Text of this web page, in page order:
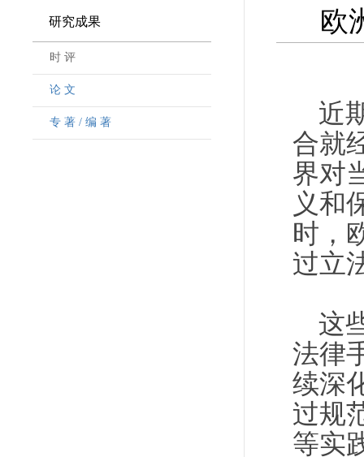
研究成果
时 评
论 文
专 著 / 编 著
欧
近
合就
界对
义和
时，
过立
这
法律
续深
过规
等实